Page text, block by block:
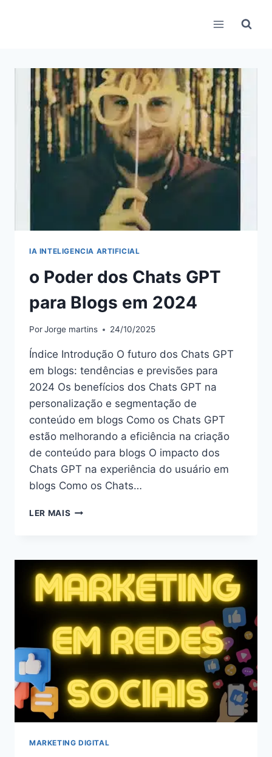
IA INTELIGENCIA ARTIFICIAL
o Poder dos Chats GPT
para Blogs em 2024
PorJorge martins 24/10/2025
Índice Introdução O futuro dos Chats GPT
em blogs: tendências e previsões para
2024 Os benefícios dos Chats GPT na
personalização e segmentação de
conteúdo em blogs Como os Chats GPT
estão melhorando a eficiência na criação
de conteúdo para blogs O impacto dos
Chats GPT na experiência do usuário em
blogs Como os Chats…
LER MAIS
GPT
PARA
BLOGS
EM
MARKETING DIGITAL